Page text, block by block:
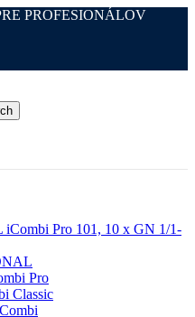
PROFESIONÁLOV
Pro
Classic